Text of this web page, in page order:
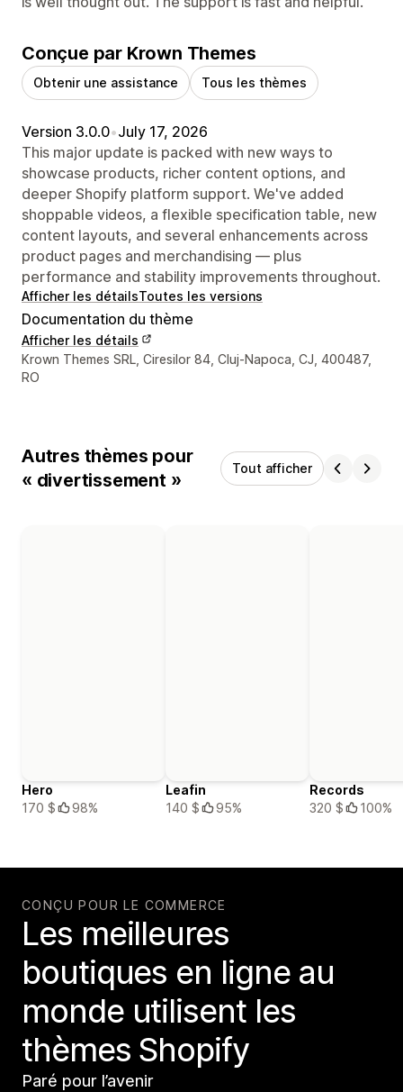
Conçue par Krown Themes
Obtenir une assistance Tous les thèmes
Version 3.0.0•July 17, 2026
This major update is packed with new ways to
showcase products, richer content options, and
deeper Shopify platform support. We've added
shoppable videos, a flexible specification table, new
content layouts, and several enhancements across
product pages and merchandising — plus
performance and stability improvements throughout.
Afficher les détailsToutes les versions
Documentation du thème
Afficher les détails
Coordonnées du concepteur
Krown Themes SRL, Ciresilor 84, Cluj-Napoca, CJ, 400487,
RO
Autres thèmes pour
« divertissement »
Tout afficher
Hero
170 $
98%
Leafin
140 $
95%
Records
320 $
100%
CONÇU POUR LE COMMERCE
Les meilleures
boutiques en ligne au
monde utilisent les
thèmes Shopify
Paré pour l’avenir